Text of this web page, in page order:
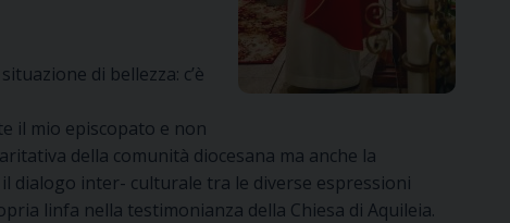
di bellezza: c’è
il mio episcopato e non
della comunità diocesana ma anche la
dialogo inter- culturale tra le diverse espressioni
linfa nella testimonianza della Chiesa di Aquileia.